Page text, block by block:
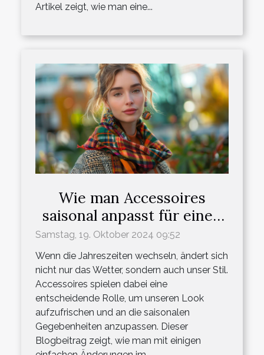
Artikel zeigt, wie man eine...
Wie man Accessoires
saisonal anpasst für einen
frischen Look
Samstag, 19. Oktober 2024 09:52
Wenn die Jahreszeiten wechseln, ändert sich
nicht nur das Wetter, sondern auch unser Stil.
Accessoires spielen dabei eine
entscheidende Rolle, um unseren Look
aufzufrischen und an die saisonalen
Gegebenheiten anzupassen. Dieser
Blogbeitrag zeigt, wie man mit einigen